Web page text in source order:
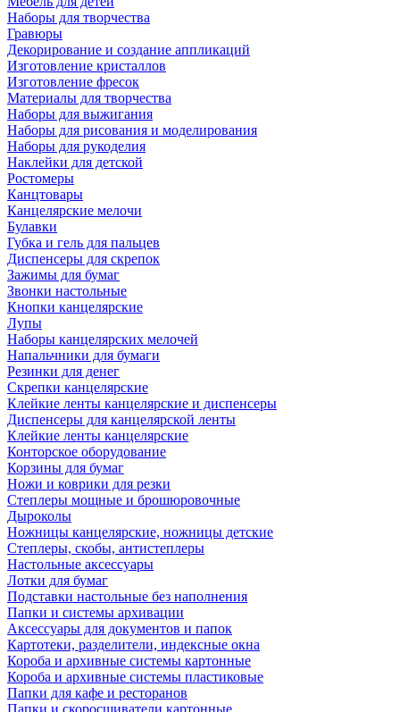
Наборы для творчества
Гравюры
Декорирование и создание аппликаций
Изготовление кристаллов
Изготовление фресок
Материалы для творчества
Наборы для выжигания
Наборы для рисования и моделирования
Наборы для рукоделия
Наклейки для детской
Ростомеры
Канцтовары
Канцелярские мелочи
Булавки
Губка и гель для пальцев
Диспенсеры для скрепок
Зажимы для бумаг
Звонки настольные
Кнопки канцелярские
Лупы
Наборы канцелярских мелочей
Напальчники для бумаги
Резинки для денег
Скрепки канцелярские
Клейкие ленты канцелярские и диспенсеры
Диспенсеры для канцелярской ленты
Клейкие ленты канцелярские
Конторское оборудование
Корзины для бумаг
Ножи и коврики для резки
Степлеры мощные и брошюровочные
Дыроколы
Ножницы канцелярские, ножницы детские
Степлеры, скобы, антистеплеры
Настольные аксессуары
Лотки для бумаг
Подставки настольные без наполнения
Папки и системы архивации
Аксессуары для документов и папок
Картотеки, разделители, индексные окна
Короба и архивные системы картонные
Короба и архивные системы пластиковые
Папки для кафе и ресторанов
Папки и скоросшиватели картонные